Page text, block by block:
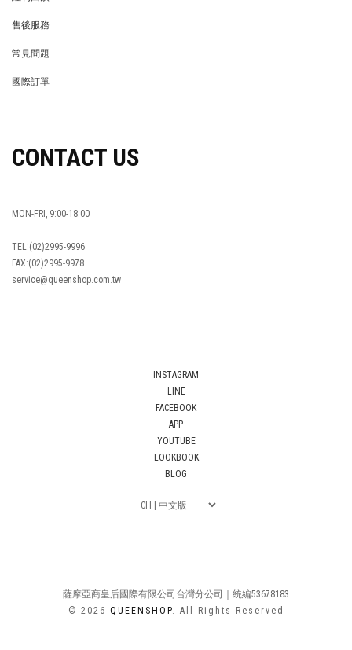
售後服務
常見問題
國際訂單
CONTACT US
MON-FRI, 9:00-18:00
TEL:(02)2995-9996
FAX:(02)2995-9978
service@queenshop.com.tw
INSTAGRAM
LINE
FACEBOOK
APP
YOUTUBE
LOOKBOOK
BLOG
薩摩亞商皇后國際有限公司台灣分公司｜統編53678183
© 2026 QUEENSHOP. All Rights Reserved